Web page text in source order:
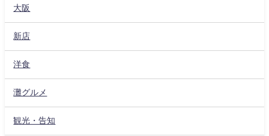
大阪
新店
洋食
灘グルメ
観光・告知